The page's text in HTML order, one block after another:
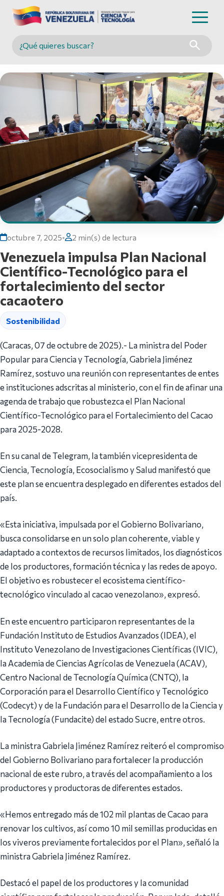
Buscar en MINCYT
octubre 7, 2025• 2 min(s) de lectura
Venezuela impulsa Plan Nacional
Científico-Tecnológico para el
fortalecimiento del sector
cacaotero
Sostenibilidad
(Caracas, 07 de octubre de 2025).- La ministra del Poder
Popular para Ciencia y Tecnología, Gabriela Jiménez
Ramírez, sostuvo una reunión con representantes de entes
e instituciones adscritas al ministerio, con el fin de afinar una
agenda de trabajo que robustezca el Plan Nacional
Científico-Tecnológico para el Fortalecimiento del Cacao
para 2025-2028.
En su canal de Telegram, la también vicepresidenta de
Ciencia, Tecnología, Ecosocialismo y Salud manifestó que
este plan se encuentra desplegado en diferentes estados del
país.
«Esta iniciativa, impulsada por el Gobierno Bolivariano,
busca consolidarse en un solo plan coherente, viable y
adaptado a contextos de recursos limitados, los diagnósticos
de los productores, formación técnica y las redes de apoyo.
El objetivo es robustecer el ecosistema científico-
tecnológico vinculado al cacao venezolano», expresó.
En este encuentro participaron representantes de la
Fundación Instituto de Estudios Avanzados (IDEA), el
Instituto Venezolano de Investigaciones Científicas (IVIC),
la Academia de Ciencias Agrícolas de Venezuela (ACAV),
Centro Nacional de Tecnología Química (CNTQ), la
Corporación para el Desarrollo Científico y Tecnológico
(Codecyt) y de la Fundación para el Desarrollo de la Ciencia y
la Tecnología (Fundacite) del estado Sucre, entre otros.
La ministra Gabriela Jiménez Ramírez reiteró el compromiso
del Gobierno Bolivariano para fortalecer la producción
nacional de este rubro, a través del acompañamiento a los
productores y productoras de diferentes estados.
«Hemos entregado más de 102 mil plantas de Cacao para
renovar los cultivos, así como 10 mil semillas producidas en
los viveros previamente fortalecidos por el Plan», señaló la
ministra Gabriela Jiménez Ramírez.
Destacó el papel de los productores y la comunidad